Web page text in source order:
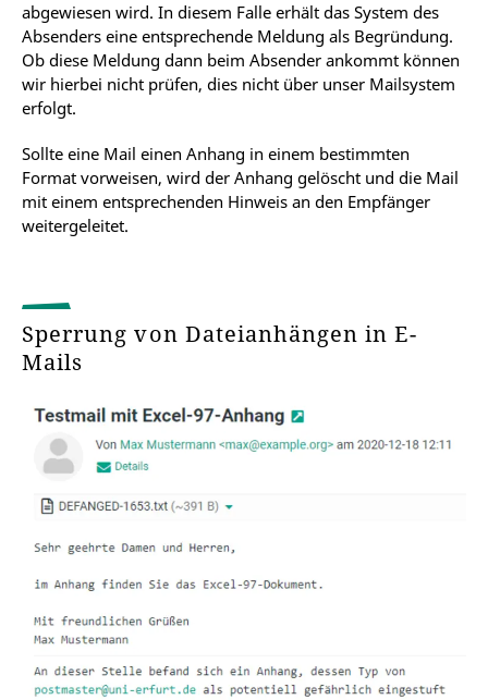
abgewiesen wird. In diesem Falle erhält das System des
Absenders eine entsprechende Meldung als Begründung.
Ob diese Meldung dann beim Absender ankommt können
wir hierbei nicht prüfen, dies nicht über unser Mailsystem
erfolgt.
Sollte eine Mail einen Anhang in einem bestimmten
Format vorweisen, wird der Anhang gelöscht und die Mail
mit einem entsprechenden Hinweis an den Empfänger
weitergeleitet.
Sperrung von Dateianhängen in E-
Mails